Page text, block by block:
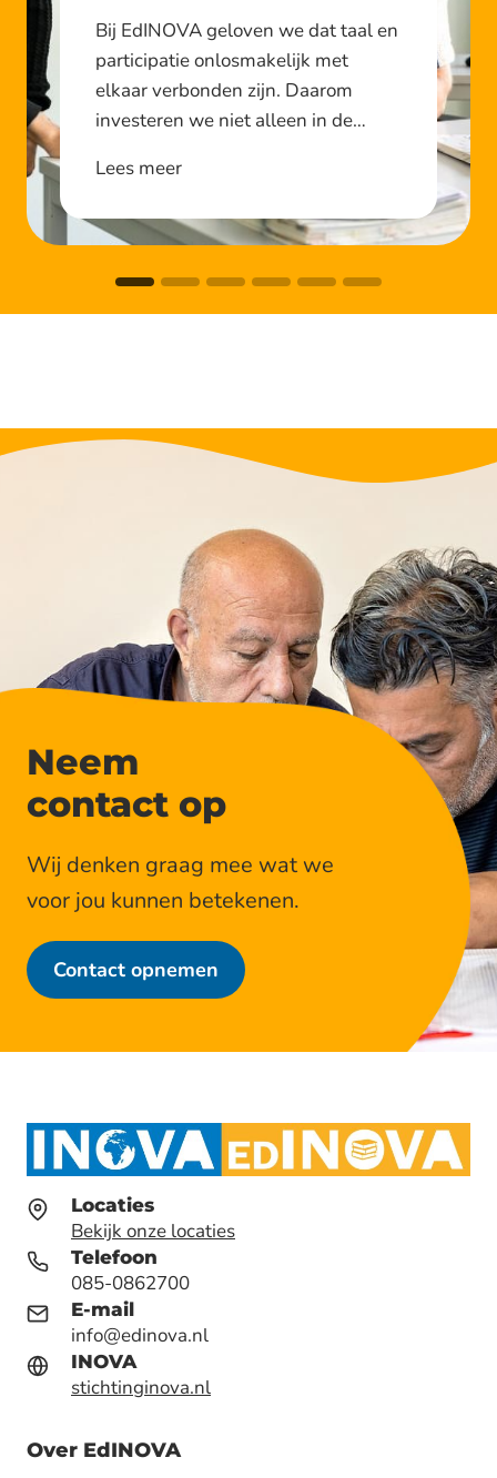
Bij EdINOVA geloven we dat taal en
participatie onlosmakelijk met
elkaar verbonden zijn. Daarom
investeren we niet alleen in de…
Lees meerI
c
u
s
w
g
e
v
e
r
s
a
p
i
n
d
e
p
r
i
j
E
d
N
V
b
Neem
contact op
Wij denken graag mee wat we
voor jou kunnen betekenen.
Contact opnemen
Locaties
Bekijk onze locaties
Telefoon
085-0862700
E-mail
info@edinova.nl
INOVA
stichtinginova.nl
Over EdINOVA